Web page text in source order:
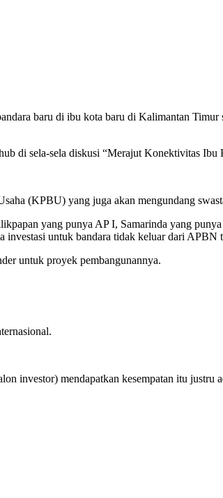
baru di ibu kota baru di Kalimantan Timur
di sela-sela diskusi “Merajut Konektivitas Ibu
(KPBU) yang juga akan mengundang
yang punya AP I, Samarinda yang
untuk bandara tidak keluar dari APBN
untuk proyek pembangunannya.
investor) mendapatkan kesempatan itu justru